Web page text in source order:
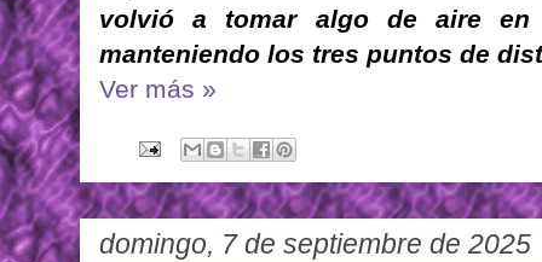
volvió a tomar algo de aire en
manteniendo los tres puntos de
Ver más »
domingo, 7 de septiembre de 2025